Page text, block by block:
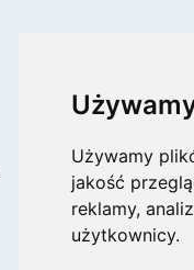
Używamy
jakość
reklamy,
użytkownicy.
Komórkowe